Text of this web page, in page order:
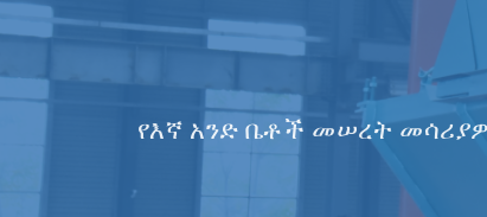
የእኛ አንድ ቤቶች መሠረት